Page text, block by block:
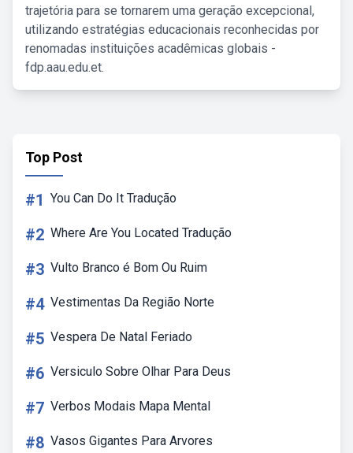
trajetória para se tornarem uma geração excepcional,
utilizando estratégias educacionais reconhecidas por
renomadas instituições acadêmicas globais -
fdp.aau.edu.et.
Top Post
#1 You Can Do It Tradução
#2 Where Are You Located Tradução
#3 Vulto Branco é Bom Ou Ruim
#4 Vestimentas Da Região Norte
#5 Vespera De Natal Feriado
#6 Versiculo Sobre Olhar Para Deus
#7 Verbos Modais Mapa Mental
#8 Vasos Gigantes Para Arvores